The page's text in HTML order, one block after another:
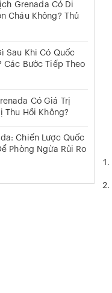
Grenada Có Di
Cháu Không? Thủ
Sau Khi Có Quốc
Các Bước Tiếp Theo
Có Giá Trị
Thu Hồi Không?
Chiến Lược Quốc
Phòng Ngừa Rủi Ro